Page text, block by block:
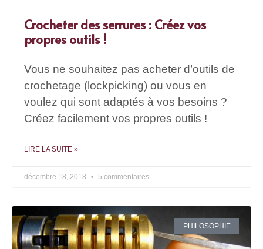
Crocheter des serrures : Créez vos
propres outils !
Vous ne souhaitez pas acheter d’outils de
crochetage (lockpicking) ou vous en
voulez qui sont adaptés à vos besoins ?
Créez facilement vos propres outils !
LIRE LA SUITE »
décembre 18, 2018 5 commentaires
PHILOSOPHIE